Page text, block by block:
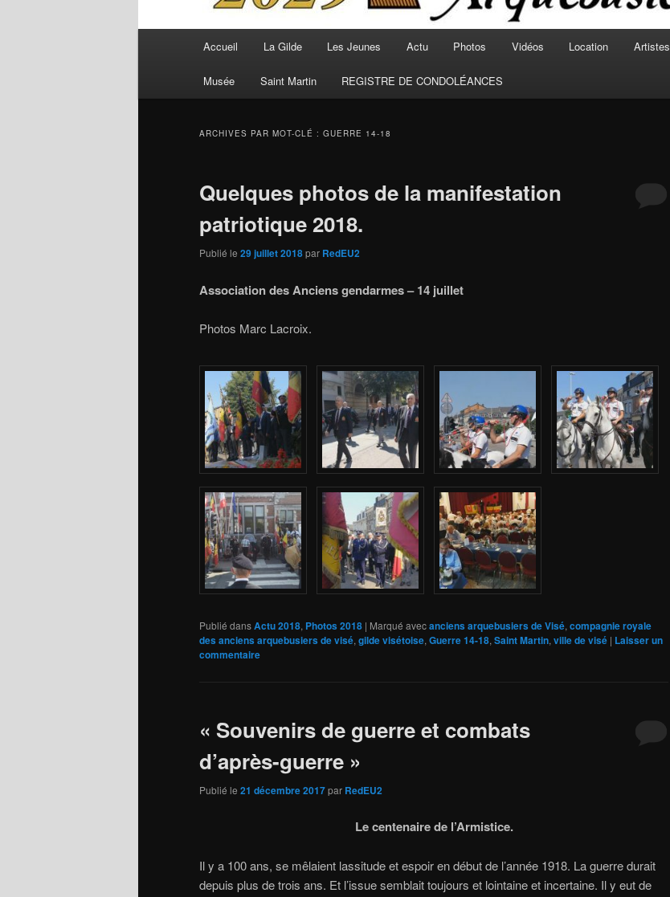
Accueil La Gilde Les Jeunes Actu Photos Vidéos Location Artistes
Musée Saint Martin REGISTRE DE CONDOLÉANCES
ARCHIVES PAR MOT-CLÉ : GUERRE 14-18
Quelques photos de la manifestation
patriotique 2018.
Publié le 29 juillet 2018par RedEU2
Association des Anciens gendarmes – 14 juillet
Photos Marc Lacroix.
Publié dansActu 2018, Photos 2018 | Marqué avecanciens arquebusiers de Visé, compagnie royale
des anciens arquebusiers de visé, gilde visétoise, Guerre 14-18, Saint Martin, ville de visé | Laisser un
commentaire
« Souvenirs de guerre et combats
d’après-guerre »
Publié le 21 décembre 2017par RedEU2
Le centenaire de l’Armistice.
Il y a 100 ans, se mêlaient lassitude et espoir en début de l’année 1918. La guerre durait
depuis plus de trois ans. Et l’issue semblait toujours et lointaine et incertaine. Il y eut de